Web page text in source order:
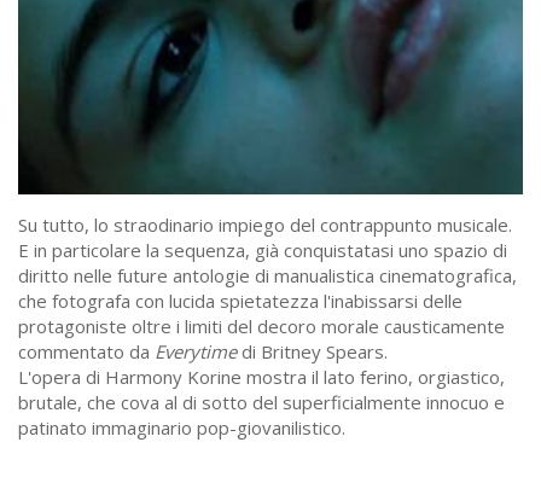
Su tutto, lo straodinario impiego del contrappunto musicale.
E in particolare la sequenza, già conquistatasi uno spazio di
diritto nelle future antologie di manualistica cinematografica,
che fotografa con lucida spietatezza l'inabissarsi delle
protagoniste oltre i limiti del decoro morale causticamente
commentato da Everytimedi Britney Spears.
L'opera di Harmony Korine mostra il lato ferino, orgiastico,
brutale, che cova al di sotto del superficialmente innocuo e
patinato immaginario pop-giovanilistico.